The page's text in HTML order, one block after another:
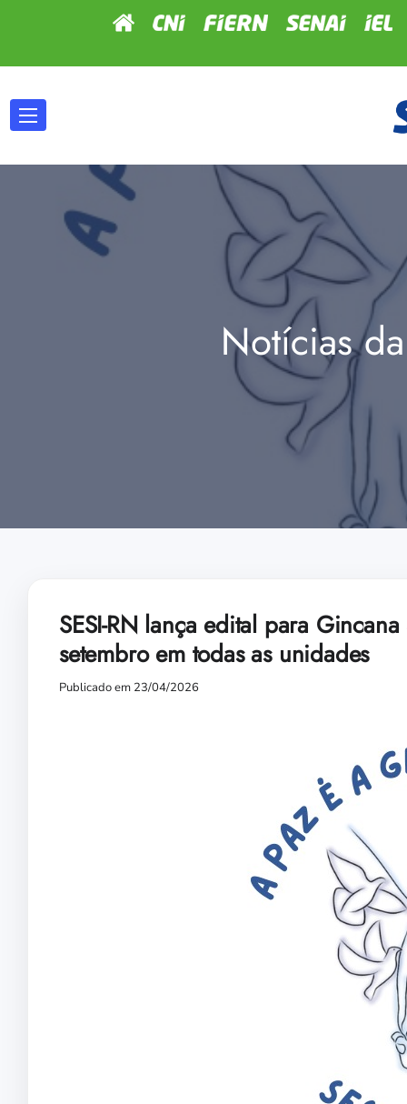
Notícias
SESI-RN lança edital para
setembro em todas as unidades
Publicado em 23/04/2026